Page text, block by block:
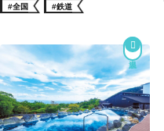
#全国 #鉄道